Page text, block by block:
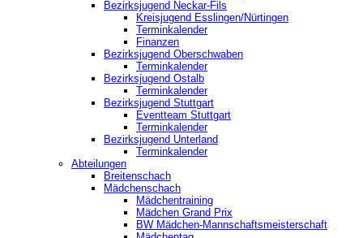
Bezirksjugend Neckar-Fils
Kreisjugend ‎Esslingen/Nürtingen
Terminkalender
Finanzen
Bezirksjugend Oberschwaben
Terminkalender
Bezirksjugend Ostalb
Terminkalender
Bezirksjugend Stuttgart
‎Eventteam Stuttgart
Terminkalender
Bezirksjugend Unterland
Terminkalender
Abteilungen
Breitenschach
Mädchenschach
Mädchentraining
Mädchen Grand Prix
BW Mädchen-Mannschaftsmeisterschaft